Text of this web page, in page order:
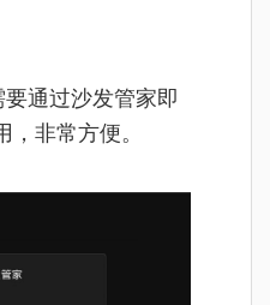
通过沙发管家即
非常方便。